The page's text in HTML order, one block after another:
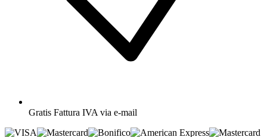
Gratis Fattura IVA via e-mail